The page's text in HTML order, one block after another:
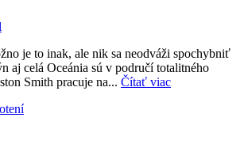
je to inak, ale nik sa neodváži spochybniť
aj celá Oceánia sú v područí totalitného
Smith pracuje na... Čítať viac